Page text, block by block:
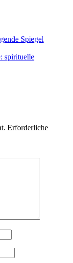
Spiegel
spirituelle
Erforderliche